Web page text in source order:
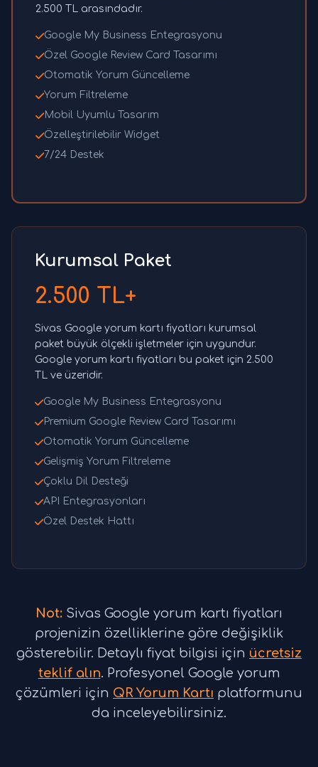
2.500 TL arasındadır.
Google My Business Entegrasyonu
Özel Google Review Card Tasarımı
Otomatik Yorum Güncelleme
Yorum Filtreleme
Mobil Uyumlu Tasarım
Özelleştirilebilir Widget
7/24 Destek
Kurumsal Paket
2.500 TL+
Sivas Google yorum kartı fiyatları kurumsal
paket büyük ölçekli işletmeler için uygundur.
Google yorum kartı fiyatları bu paket için 2.500
TL ve üzeridir.
Google My Business Entegrasyonu
Premium Google Review Card Tasarımı
Otomatik Yorum Güncelleme
Gelişmiş Yorum Filtreleme
Çoklu Dil Desteği
API Entegrasyonları
Özel Destek Hattı
Not: Sivas Google yorum kartı fiyatları
projenizin özelliklerine göre değişiklik
gösterebilir. Detaylı fiyat bilgisi için ücretsiz
teklif alın. Profesyonel Google yorum
çözümleri için QR Yorum Kartı platformunu
da inceleyebilirsiniz.